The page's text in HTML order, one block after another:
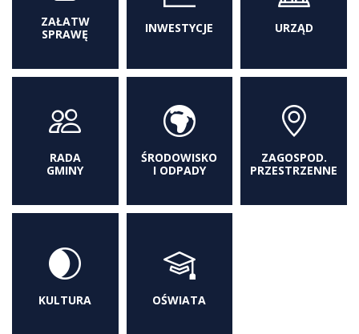
ZAŁATW
SPRAWĘ
INWESTYCJE URZĄD
RADA
GMINY
ŚRODOWISKO
I ODPADY
ZAGOSPOD.
PRZESTRZENNE
KULTURA OŚWIATA